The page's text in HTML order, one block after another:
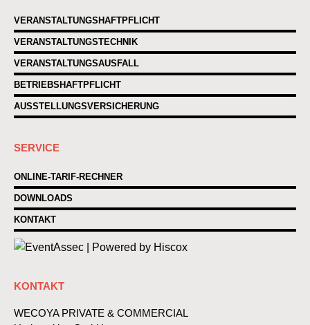
VERANSTALTUNGSHAFTPFLICHT
VERANSTALTUNGSTECHNIK
VERANSTALTUNGSAUSFALL
BETRIEBSHAFTPFLICHT
AUSSTELLUNGSVERSICHERUNG
SERVICE
ONLINE-TARIF-RECHNER
DOWNLOADS
KONTAKT
KONTAKT
WECOYA PRIVATE & COMMERCIAL